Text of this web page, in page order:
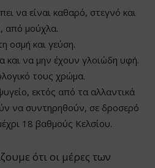
να είναι καθαρό, στεγνό και
από μούχλα.
οσμή και γεύση.
και να μην έχουν γλοιώδη υφή.
τους χρώμα.
εκτός από τα αλλαντικά
να συντηρηθούν, σε δροσερό
18 βαθμούς Κελσίου.
ότι οι μέρες των